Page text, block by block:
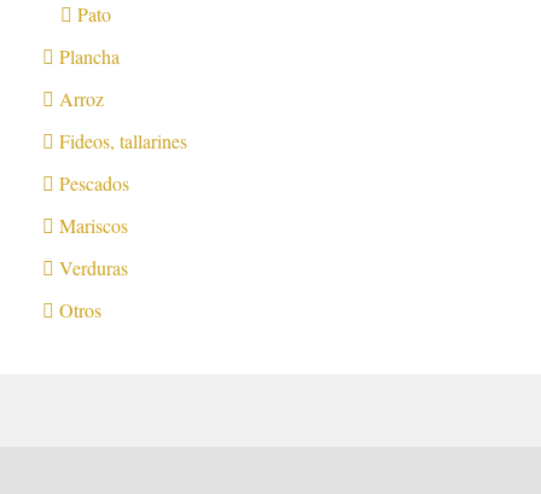
Pato
Plancha
Arroz
Fideos, tallarines
Pescados
Mariscos
Verduras
Otros